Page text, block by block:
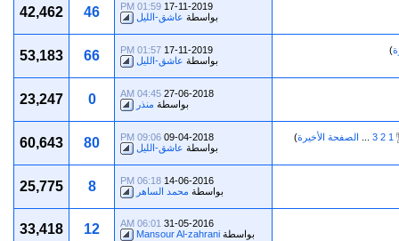
17-11-2019
01:59 PM
بواسطة عاشق-الليل 46
42,462
)
17-11-2019
01:57 PM
بواسطة عاشق-الليل 66
53,183
27-06-2018
04:45 AM
بواسطة منذر 0
23,247
1
2
3
... الصفحة الأخيرة)
09-04-2018
09:06 PM
بواسطة عاشق-الليل 80
60,643
14-06-2016
06:18 PM
بواسطة محمد الساهر 8
25,775
31-05-2016
06:01 AM
بواسطة Mansour Al-zahrani
12
33,418